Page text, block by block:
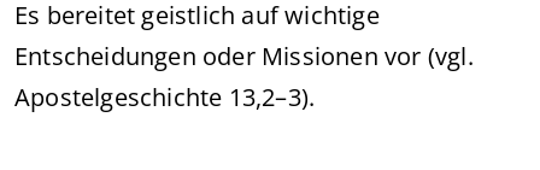
Es bereitet geistlich auf wichtige
Entscheidungen oder Missionen vor (vgl.
Apostelgeschichte 13,2–3).